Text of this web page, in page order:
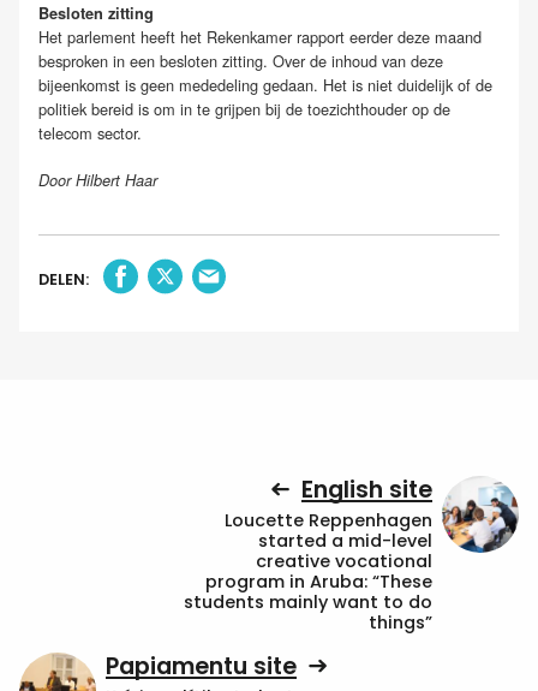
Besloten zitting
Het parlement heeft het Rekenkamer rapport eerder deze maand
besproken in een besloten zitting. Over de inhoud van deze
bijeenkomst is geen mededeling gedaan. Het is niet duidelijk of de
politiek bereid is om in te grijpen bij de toezichthouder op de
telecom sector.
Door Hilbert Haar
DELEN:
English site
Loucette Reppenhagen
started a mid-level
creative vocational
program in Aruba: “These
students mainly want to do
things”
Papiamentu site